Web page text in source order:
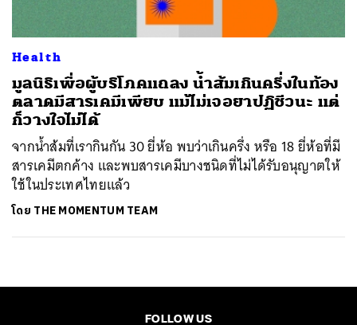
Health
มูลนิธิเพื่อผู้บริโภคแถลง น้ำส้มเกินครึ่งในท้อง
ตลาดมีสารเคมีเพียบ แม้ไม่เจอยาปฏิชีวนะ แต่
ก็วางใจไม่ได้
จากน้ำส้มที่เรากินกัน 30 ยี่ห้อ พบว่าเกินครึ่ง หรือ 18 ยี่ห้อที่มี
สารเคมีตกค้าง และพบสารเคมีบางชนิดที่ไม่ได้รับอนุญาตให้
ใช้ในประเทศไทยแล้ว
โดย THE MOMENTUM TEAM
FOLLOW US
TWEET LINE EMAIL